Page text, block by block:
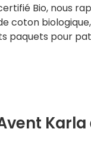
Bio, nous
coton
paquets pour
Karla